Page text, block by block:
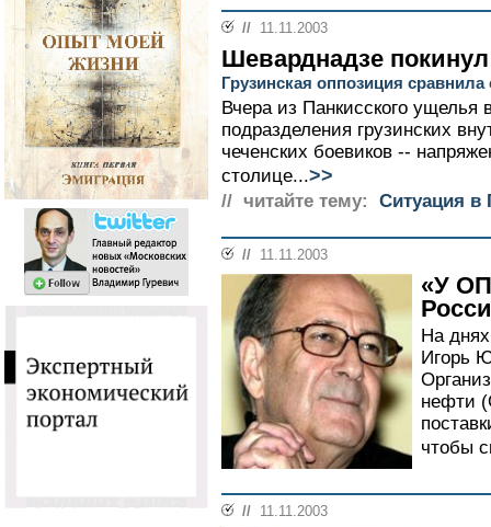
// 11.11.2003
Шеварднадзе
Грузинская оппозиция
Вчера из Панкисского
подразделения грузинских
чеченских боевиков --
столице...>>
// читайте тему: Ситуация в
// 11.11.2003
«У
На
Игорь
нефти
чтобы
// 11.11.2003